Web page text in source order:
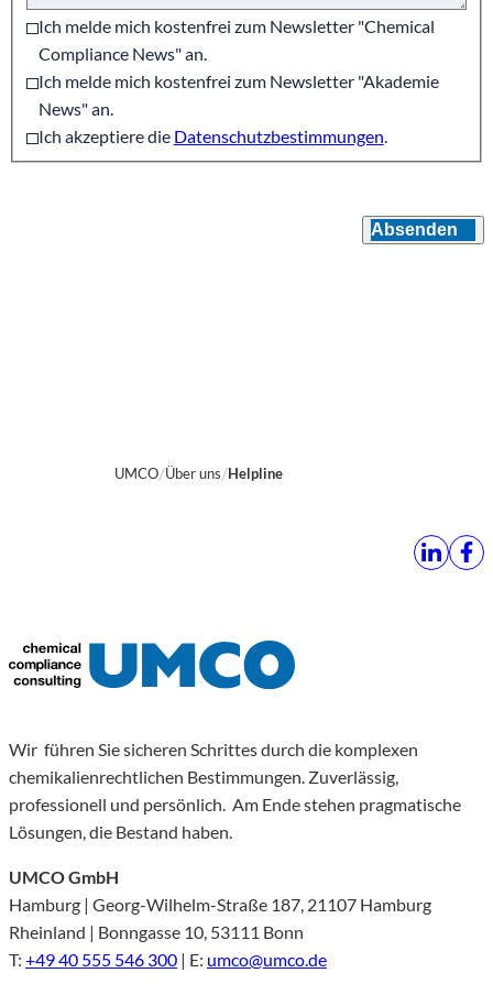
Ich melde mich kostenfrei zum Newsletter "Chemical
Compliance News" an.
Ich melde mich kostenfrei zum Newsletter "Akademie
News" an.
Ich akzeptiere die Datenschutzbestimmungen.
Absenden
UMCO Über uns Helpline
Wir führen Sie sicheren Schrittes durch die komplexen
chemikalienrechtlichen Bestimmungen. Zuverlässig,
professionell und persönlich. Am Ende stehen pragmatische
Lösungen, die Bestand haben.
UMCO GmbH
Hamburg | Georg-Wilhelm-Straße 187, 21107 Hamburg
Rheinland | Bonngasse 10, 53111 Bonn
T: +49 40 555 546 300 | E: umco@umco.de